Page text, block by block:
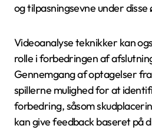
og tilpasningsevne under disse
Videoanalyse teknikker kan
rolle i forbedringen af
Gennemgang af optagelser
spillerne mulighed for at
forbedring, såsom
kan give feedback baseret på